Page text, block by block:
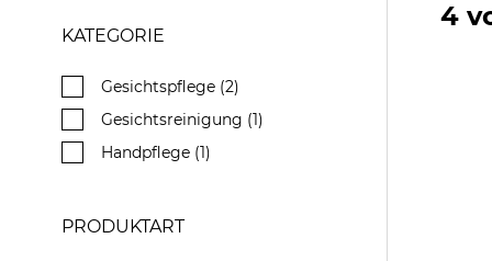
KATEGORIE
Gesichtspflege (2)
Gesichtsreinigung (1)
Handpflege (1)
PRODUKTART
4